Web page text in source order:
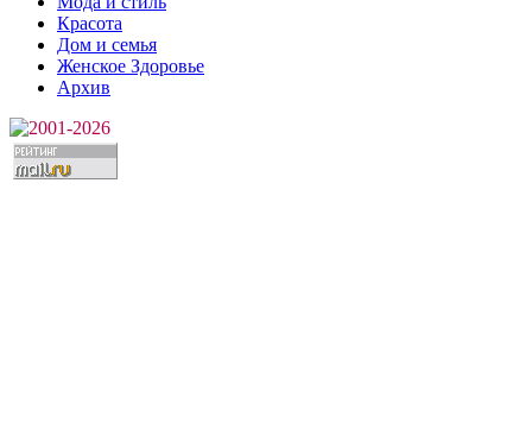
Красота
Дом и семья
Женское Здоровье
Архив
2001-2026